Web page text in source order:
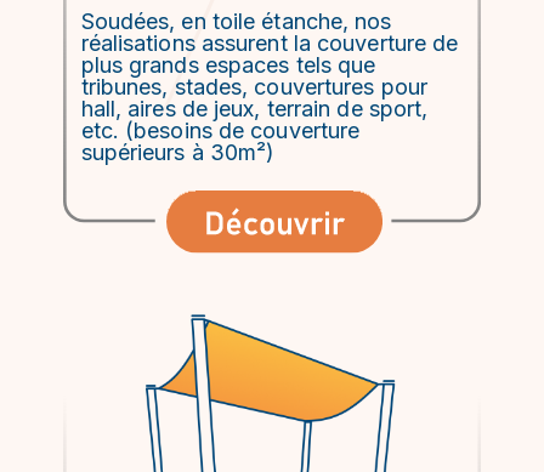
Soudées, en toile étanche, nos
réalisations assurent la couverture de
plus grands espaces tels que
tribunes, stades, couvertures pour
hall, aires de jeux, terrain de sport,
etc. (besoins de couverture
supérieurs à 30m²)